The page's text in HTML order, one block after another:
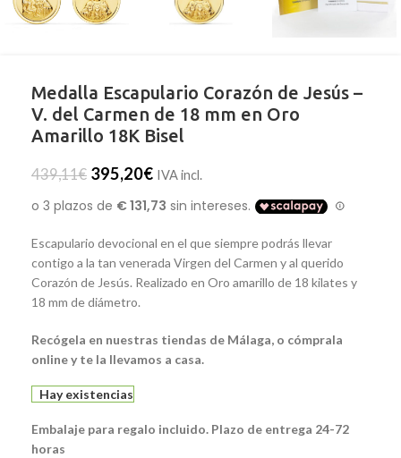
Medalla Escapulario Corazón de Jesús –
V. del Carmen de 18 mm en Oro
Amarillo 18K Bisel
439,11€ 395,20€ IVA incl.
Escapulario devocional en el que siempre podrás llevar
contigo a la tan venerada Virgen del Carmen y al querido
Corazón de Jesús. Realizado en Oro amarillo de 18 kilates y
18 mm de diámetro.
Recógela en nuestras tiendas de Málaga, o cómprala
online y te la llevamos a casa.
Hay existencias
Embalaje para regalo incluido. Plazo de entrega 24-72
horas